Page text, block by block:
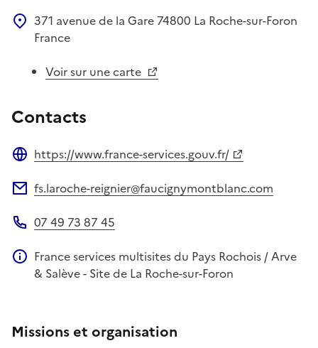
371 avenue de la Gare 74800 La Roche-sur-Foron
France
Voir sur une carte
Contacts
https://www.france-services.gouv.fr/
fs.laroche-reignier@faucignymontblanc.com
07 49 73 87 45
Information complémentaire
France services multisites du Pays Rochois / Arve
& Salève - Site de La Roche-sur-Foron
Missions et organisation